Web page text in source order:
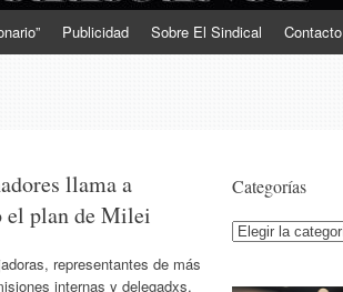
Publicidad Sobre El Sindical Contacto
llama a
el plan de Milei
representantes de más
internas y delegadxs,
Categorías
Categorías